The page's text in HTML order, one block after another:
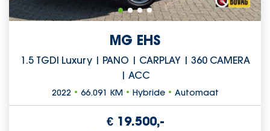
MG EHS
1.5 TGDI Luxury | PANO | CARPLAY | 360 CAMERA
| ACC
2022 • 66.091 KM• Hybride• Automaat
€ 19.500,-